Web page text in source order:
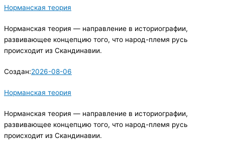
Норманская теория
Норманская теория — направление в историографии,
развивающее концепцию того, что народ-племя русь
происходит из Скандинавии.
Создан:2026-08-06
Норманская теория
Норманская теория — направление в историографии,
развивающее концепцию того, что народ-племя русь
происходит из Скандинавии.